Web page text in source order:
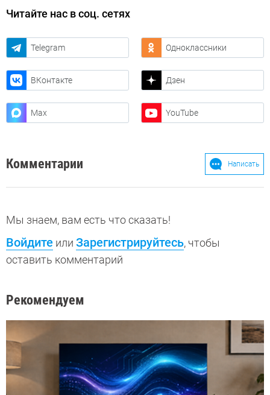
Читайте нас в соц. сетях
Telegram Одноклассники
ВКонтакте Дзен
Max YouTube
Комментарии Написать
Мы знаем, вам есть что сказать!
Войдите или Зарегистрируйтесь, чтобы
оставить комментарий
Рекомендуем